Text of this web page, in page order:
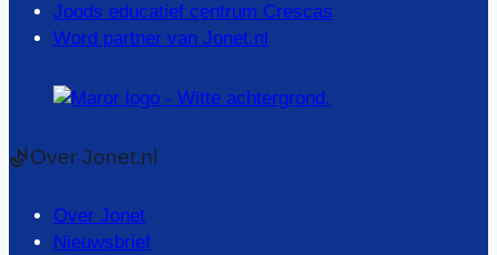
Joods educatief centrum Crescas
Word partner van Jonet.nl
Over Jonet.nl
Over Jonet
Nieuwsbrief